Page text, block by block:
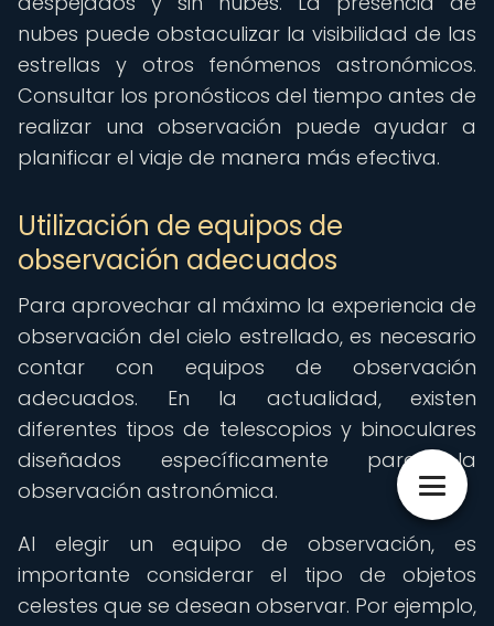
nubes puede obstaculizar la visibilidad de las
estrellas y otros fenómenos astronómicos.
Consultar los pronósticos del tiempo antes de
realizar una observación puede ayudar a
planificar el viaje de manera más efectiva.
Utilización de equipos de
observación adecuados
Para aprovechar al máximo la experiencia de
observación del cielo estrellado, es necesario
contar con equipos de observación
adecuados. En la actualidad, existen
diferentes tipos de telescopios y binoculares
diseñados específicamente para la
observación astronómica.
Al elegir un equipo de observación, es
importante considerar el tipo de objetos
celestes que se desean observar. Por ejemplo,